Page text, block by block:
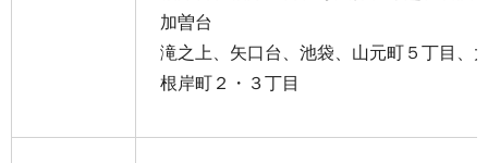
加曽台
滝之上、矢口台、池袋、山元町５丁目、
根岸町２・３丁目